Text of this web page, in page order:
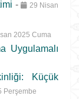
-
29 Nisan
2025 Cuma
Uygulamalı
Küçük
Perşembe